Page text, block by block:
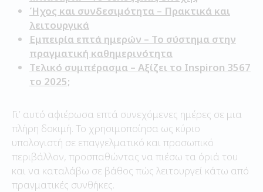
Ήχος και συνδεσιμότητα – Πρακτικά και
λειτουργικά
Εμπειρία επτά ημερών – Το σύστημα στην
πραγματική καθημερινότητα
Τελικό συμπέρασμα – Αξίζει το Inspiron 3567
το 2025;
Γι’ αυτό αφιέρωσα επτά συνεχόμενες ημέρες σε μια
πλήρη δοκιμή. Το χρησιμοποίησα ως κύριο
υπολογιστή σε επαγγελματικό και προσωπικό
περιβάλλον, προσπαθώντας να πιέσω τα όριά του
και να καταλάβω σε βάθος πώς λειτουργεί κάτω από
πραγματικές συνθήκες.